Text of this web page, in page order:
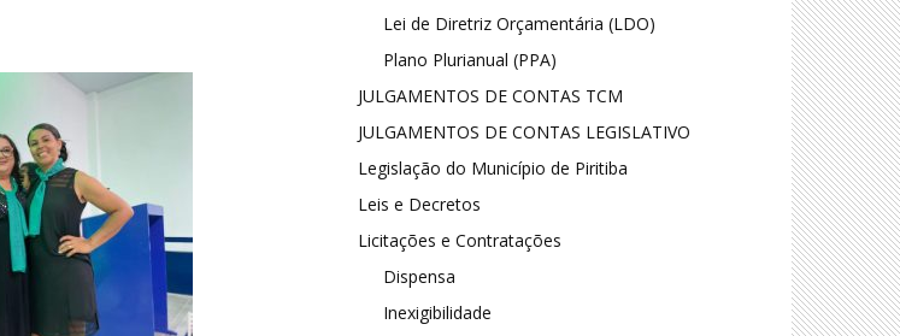
Lei de Diretriz Orçamentária (LDO)
Plano Plurianual (PPA)
JULGAMENTOS DE CONTAS TCM
JULGAMENTOS DE CONTAS LEGISLATIVO
Legislação do Município de Piritiba
Leis e Decretos
Licitações e Contratações
Dispensa
Inexigibilidade